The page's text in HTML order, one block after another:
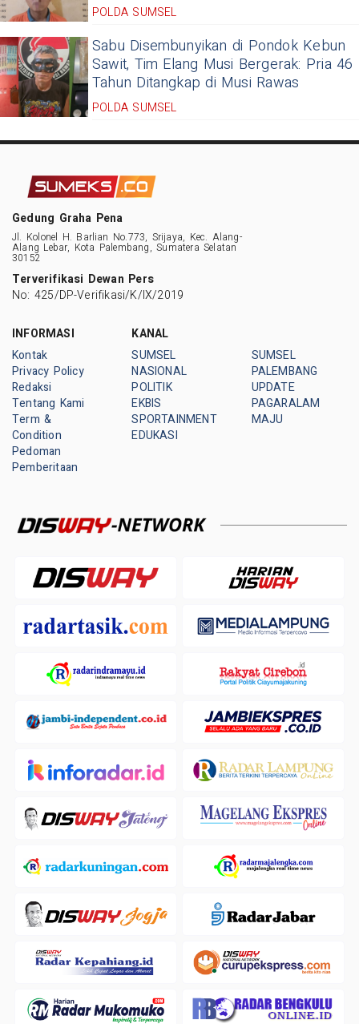
POLDA SUMSEL
Sabu Disembunyikan di Pondok Kebun
Sawit, Tim Elang Musi Bergerak: Pria 46
Tahun Ditangkap di Musi Rawas
POLDA SUMSEL
Gedung Graha Pena
Jl. Kolonel H. Barlian No.773, Srijaya, Kec. Alang-
Alang Lebar, Kota Palembang, Sumatera Selatan
30152
Terverifikasi Dewan Pers
No: 425/DP-Verifikasi/K/IX/2019
INFORMASI
Kontak
Privacy Policy
Redaksi
Tentang Kami
Term &
Condition
Pedoman
Pemberitaan
KANAL
SUMSEL
NASIONAL
POLITIK
EKBIS
SPORTAINMENT
EDUKASI
SUMSEL
PALEMBANG
UPDATE
PAGARALAM
MAJU